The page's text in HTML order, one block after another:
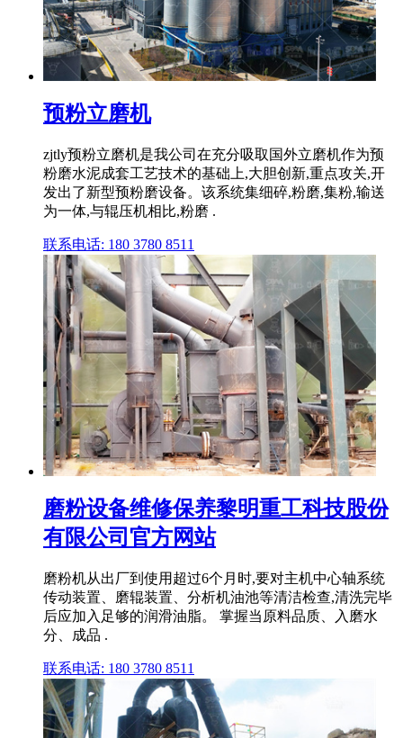
预粉立磨机
zjtly预粉立磨机是我公司在充分吸取国外立磨机作为预
粉磨水泥成套工艺技术的基础上,大胆创新,重点攻关,开
发出了新型预粉磨设备。该系统集细碎,粉磨,集粉,输送
为一体,与辊压机相比,粉磨 .
联系电话: 180 3780 8511
磨粉设备维修保养黎明重工科技股份
有限公司官方网站
磨粉机从出厂到使用超过6个月时,要对主机中心轴系统
传动装置、磨辊装置、分析机油池等清洁检查,清洗完毕
后应加入足够的润滑油脂。 掌握当原料品质、入磨水
分、成品 .
联系电话: 180 3780 8511